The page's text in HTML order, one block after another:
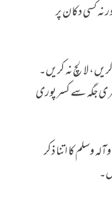
نہ کسی دکان پر
لالچ نہ کریں۔
جگہ سے کسر پوری
وسلم کا اتنا ذکر